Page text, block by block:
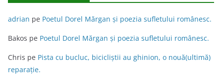
adrian pe Poetul Dorel Mărgan şi poezia sufletului românesc.
Bakos pe Poetul Dorel Mărgan şi poezia sufletului românesc.
Chris pe Pista cu bucluc, bicicliștii au ghinion, o nouă(ultimă)
reparație.